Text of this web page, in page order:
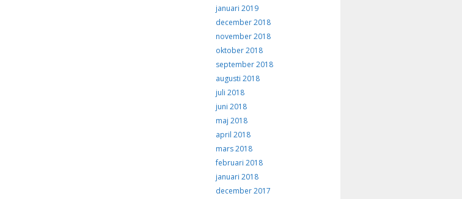
januari 2019
december 2018
november 2018
oktober 2018
september 2018
augusti 2018
juli 2018
juni 2018
maj 2018
april 2018
mars 2018
februari 2018
januari 2018
december 2017